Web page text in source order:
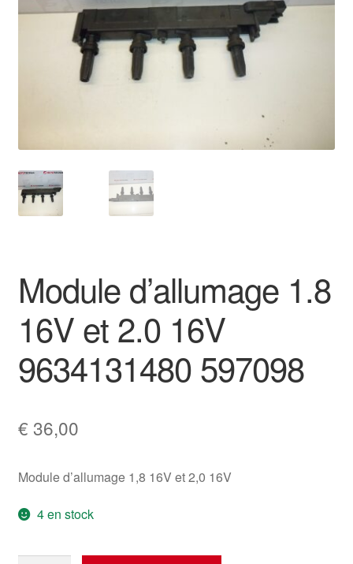
Paiements
Politique de confidentialité
Procédure de Réclamation
Module d’allumage 1.8
16V et 2.0 16V
9634131480 597098
€ 36,00
Module d’allumage 1,8 16V et 2,0 16V
4 en stock